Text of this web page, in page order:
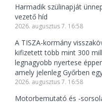
Harmadik szülinapját
vezető híd
2026. augusztus 7. 16:58
A TISZA-kormány
kifizetett több mint 300
legnagyobb nyertese
amely jelenleg Győrben
2026. augusztus 7. 16:58
Motorbemutató és -